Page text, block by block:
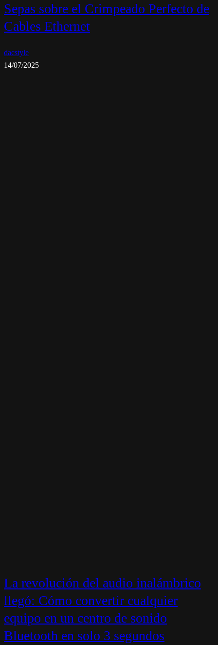
Sepas sobre el Crimpeado Perfecto de
Cables Ethernet
dacstyle
14/07/2025
La revolución del audio inalámbrico
llegó: Cómo convertir cualquier
equipo en un centro de sonido
Bluetooth en solo 3 segundos